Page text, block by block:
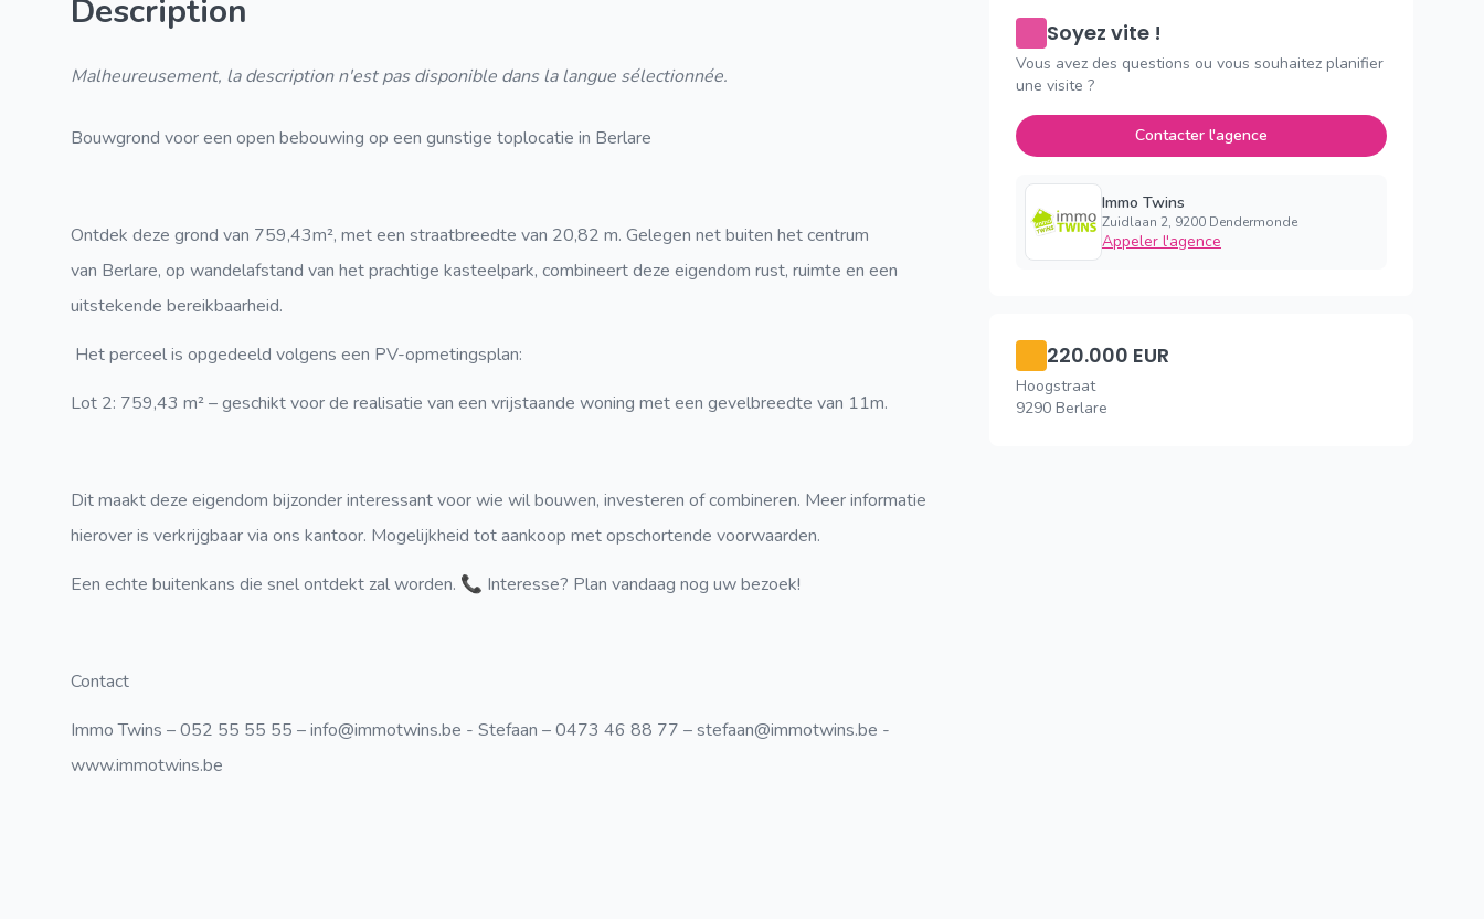
Description
Malheureusement, la description n'est pas disponible dans la langue sélectionnée.
Bouwgrond voor een open bebouwing op een gunstige toplocatie in Berlare
Ontdek deze grond van 759,43m², met een straatbreedte van 20,82 m. Gelegen net buiten het centrum
van Berlare, op wandelafstand van het prachtige kasteelpark, combineert deze eigendom rust, ruimte en een
uitstekende bereikbaarheid.
Het perceel is opgedeeld volgens een PV-opmetingsplan:
Lot 2: 759,43 m² – geschikt voor de realisatie van een vrijstaande woning met een gevelbreedte van 11m.
Dit maakt deze eigendom bijzonder interessant voor wie wil bouwen, investeren of combineren. Meer informatie
hierover is verkrijgbaar via ons kantoor. Mogelijkheid tot aankoop met opschortende voorwaarden.
Een echte buitenkans die snel ontdekt zal worden. 📞 Interesse? Plan vandaag nog uw bezoek!
Contact
Immo Twins – 052 55 55 55 –info@immotwins.be - Stefaan – 0473 46 88 77 –stefaan@immotwins.be -
www.immotwins.be
Soyez vite !
Vous avez des questions ou vous souhaitez planifier
une visite ?
Contacter l'agence
Immo Twins
Zuidlaan 2, 9200 Dendermonde
Appeler l'agence
220.000 EUR
Hoogstraat
9290 Berlare